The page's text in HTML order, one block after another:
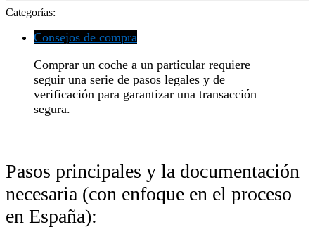
Categorías:
Consejos de compra
Comprar un coche a un particular requiere
seguir una serie de pasos legales y de
verificación para garantizar una transacción
segura.
Pasos principales y la documentación
necesaria (con enfoque en el proceso
en España):